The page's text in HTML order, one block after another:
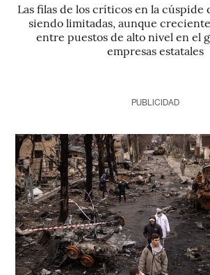
Las filas de los críticos en la cúspide
siendo limitadas, aunque
entre puestos de alto nivel en el
empresas estatales
PUBLICIDAD